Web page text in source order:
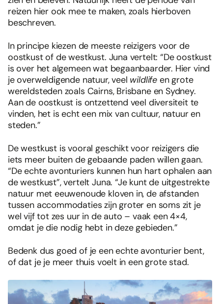
reizen hier ook mee te maken, zoals hierboven
beschreven.
In principe kiezen de meeste reizigers voor de
oostkust of de westkust. Juna vertelt: “De oostkust
is over het algemeen wat begaanbaarder. Hier vind
je overweldigende natuur, veel wildlife en grote
wereldsteden zoals Cairns, Brisbane en Sydney.
Aan de oostkust is ontzettend veel diversiteit te
vinden, het is echt een mix van cultuur, natuur en
steden.”
De westkust is vooral geschikt voor reizigers die
iets meer buiten de gebaande paden willen gaan.
“De echte avonturiers kunnen hun hart ophalen aan
de westkust”, vertelt Juna. “Je kunt de uitgestrekte
natuur met eeuwenoude kloven in, de afstanden
tussen accommodaties zijn groter en soms zit je
wel vijf tot zes uur in de auto – vaak een 4×4,
omdat je die nodig hebt in deze gebieden.”
Bedenk dus goed of je een echte avonturier bent,
of dat je je meer thuis voelt in een grote stad.